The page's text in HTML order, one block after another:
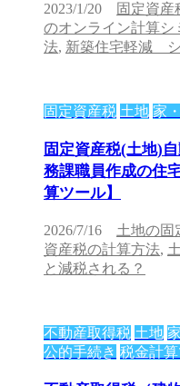
2023/1/20 固定資
のオンライン計算シ
法, 新築住宅軽減
固定資産税 土地 家
固定資産税(土地)
務課職員作成の住
算ツール】
2026/7/16 土地の固
資産税の計算方法,
と減税される？
不動産取得税 土地
公的手続き 税金計